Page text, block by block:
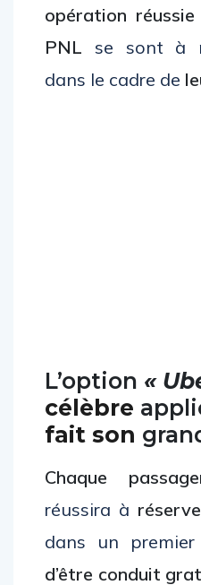
opération
PNL se sont à
dans le cadre de
L’option «
célèbre
fait son
Chaque
réussira à
dans un
d’être conduit